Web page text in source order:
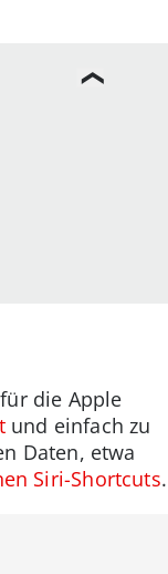
die Apple
und einfach zu
Daten, etwa
Siri-Shortcuts.